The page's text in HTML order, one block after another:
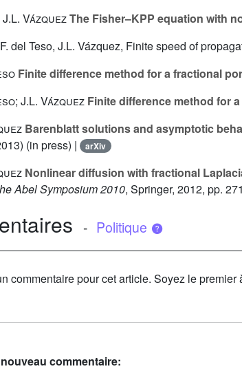
VázquezThe Fisher–KPP equation with
del Teso, J.L. Vázquez, Finite speed of
Finite difference method for a fractional
J.L. Vázquez Finite difference method for
Barenblatt solutions and asymptotic
(in press) | arXiv
Nonlinear diffusion with fractional
Abel Symposium 2010, Springer, 2012, pp.
- Politique
commentaire pour cet article. Soyez le premier
commentaire: